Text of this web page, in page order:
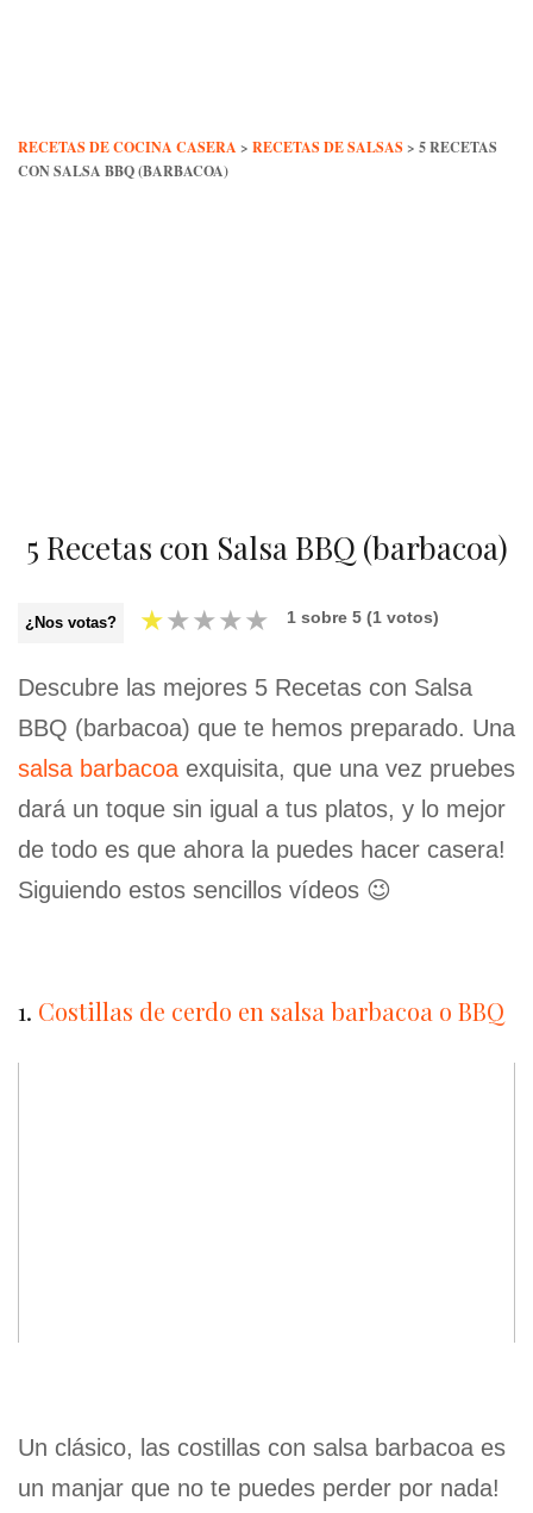
RECETAS DE COCINA CASERA > RECETAS DE SALSAS > 5 RECETAS
CON SALSA BBQ (BARBACOA)
5 Recetas con Salsa BBQ (barbacoa)
¿Nos votas? ★★★★★ 1 sobre 5 (1 votos)
Descubre las mejores 5 Recetas con Salsa
BBQ (barbacoa) que te hemos preparado. Una
salsa barbacoa exquisita, que una vez pruebes
dará un toque sin igual a tus platos, y lo mejor
de todo es que ahora la puedes hacer casera!
Siguiendo estos sencillos vídeos 😉
1. Costillas de cerdo en salsa barbacoa o BBQ
Un clásico, las costillas con salsa barbacoa es
un manjar que no te puedes perder por nada!